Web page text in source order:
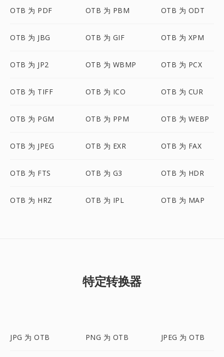
OTB 为 PDF OTB 为 PBM OTB 为 ODT
OTB 为 JBG OTB 为 GIF OTB 为 XPM
OTB 为 JP2 OTB 为 WBMP OTB 为 PCX
OTB 为 TIFF OTB 为 ICO OTB 为 CUR
OTB 为 PGM OTB 为 PPM OTB 为 WEBP
OTB 为 JPEG OTB 为 EXR OTB 为 FAX
OTB 为 FTS OTB 为 G3 OTB 为 HDR
OTB 为 HRZ OTB 为 IPL OTB 为 MAP
特定转换器
JPG 为 OTB PNG 为 OTB JPEG 为 OTB